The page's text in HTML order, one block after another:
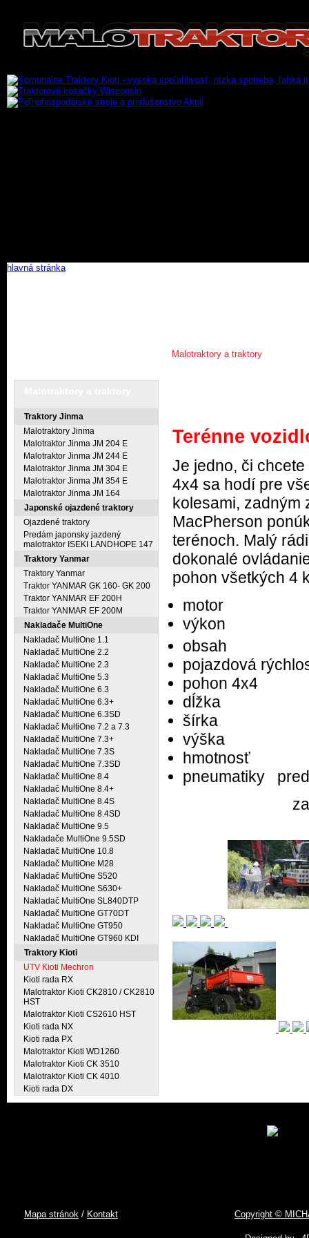
hlavná stránka
Malotraktory a traktory
Traktory Jinma
Malotraktory Jinma
Malotraktor Jinma JM 204 E
Malotraktor Jinma JM 244 E
Malotraktor Jinma JM 304 E
Malotraktor Jinma JM 354 E
Malotraktor Jinma JM 164
Japonské ojazdené traktory
Ojazdené traktory
Predám japonsky jazdený
malotraktor ISEKI LANDHOPE 147
Traktory Yanmar
Traktory Yanmar
Traktor YANMAR GK 160- GK 200
Traktor YANMAR EF 200H
Traktor YANMAR EF 200M
Nakladače MultiOne
Nakladač MultiOne 1.1
Nakladač MultiOne 2.2
Nakladač MultiOne 2.3
Nakladač MultiOne 5.3
Nakladač MultiOne 6.3
Nakladač MultiOne 6.3+
Nakladač MultiOne 6.3SD
Nakladač MultiOne 7.2 a 7.3
Nakladač MultiOne 7.3+
Nakladač MultiOne 7.3S
Nakladač MultiOne 7.3SD
Nakladač MultiOne 8.4
Nakladač MultiOne 8.4+
Nakladač MultiOne 8.4S
Nakladač MultiOne 8.4SD
Nakladač MultiOne 9.5
Nakladače MultiOne 9.5SD
Nakladač MultiOne 10.8
Nakladač MultiOne M28
Nakladač MultiOne S520
Nakladač MultiOne S630+
Nakladač MultiOne SL840DTP
Nakladač MultiOne GT70DT
Nakladač MultiOne GT950
Nakladač MultiOne GT960 KDI
Traktory Kioti
UTV Kioti Mechron
Kioti rada RX
Malotraktor Kioti CK2810 / CK2810
HST
Malotraktor Kioti CS2610 HST
Kioti rada NX
Kioti rada PX
Malotraktor Kioti WD1260
Malotraktor Kioti CK 3510
Malotraktor Kioti CK 4010
Kioti rada DX
Terénne
Je jedno, či
4x4 sa hodí pre
kolesami, zadným
MacPherson
terénoch. Malý
dokonalé
pohon všetkých 4
motor 3-
výkon
obsah
pojazdová
pohon 4x4
dĺžka
šírka
výška
pneumatiky
zadné
Mapa stránok / Kontakt Copyright ©